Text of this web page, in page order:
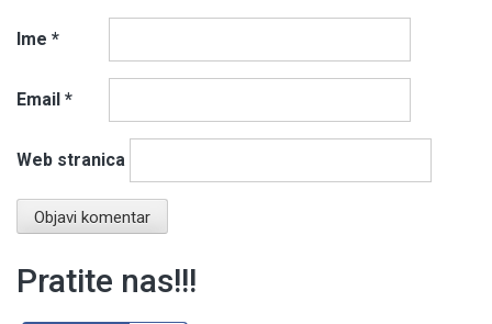
Ime *
Email *
Web stranica
Pratite nas!!!